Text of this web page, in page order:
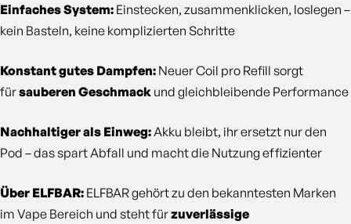
Einfaches System: Einstecken, zusammenklicken, loslegen –
kein Basteln, keine komplizierten Schritte
Konstant gutes Dampfen: Neuer Coil pro Refill sorgt
fürsauberen Geschmack und gleichbleibende Performance
Nachhaltiger als Einweg: Akku bleibt, ihr ersetzt nur den
Pod – das spart Abfall und macht die Nutzung effizienter
Über ELFBAR: ELFBAR gehört zu den bekanntesten Marken
im Vape Bereich und steht fürzuverlässige